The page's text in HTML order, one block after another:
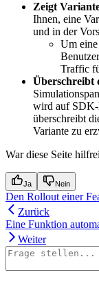
Zeigt
Ihnen, eine
und in der
Um
Traffic
Überschreibt
wird auf SDK-
überschreibt
Variante zu
War diese Seite
Ja Nein
Den Rollout einer
Zurück
Eine Funktion
Weiter